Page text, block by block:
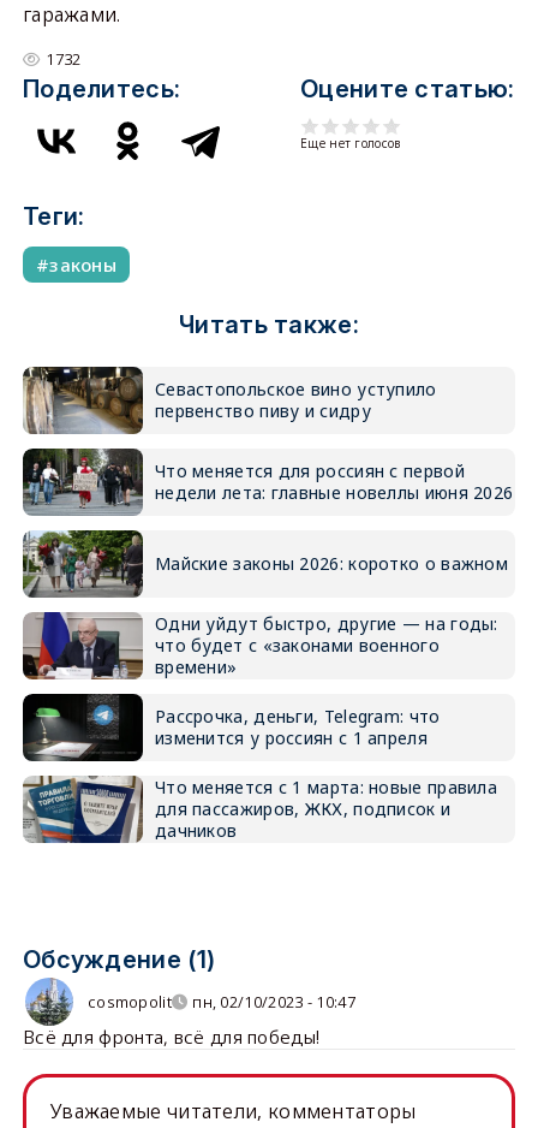
гаражами.
1732
Поделитесь: Оцените статью:
Еще нет голосов
Теги:
законы
Читать также:
Севастопольское вино уступило
первенство пиву и сидру
Что меняется для россиян с первой
недели лета: главные новеллы июня 2026
Майские законы 2026: коротко о важном
Одни уйдут быстро, другие — на годы:
что будет с «законами военного
времени»
Рассрочка, деньги, Telegram: что
изменится у россиян с 1 апреля
Что меняется с 1 марта: новые правила
для пассажиров, ЖКХ, подписок и
дачников
Обсуждение (1)
cosmopolit пн, 02/10/2023 - 10:47
Всё для фронта, всё для победы!
Уважаемые читатели, комментаторы